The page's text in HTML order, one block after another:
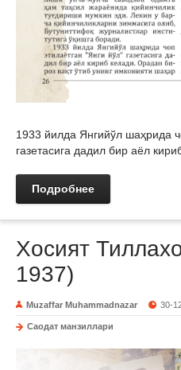
1933 йилда Янгийўл шаҳрида
газетасига дадил бир аёл
Подробнее
Хосият
1937)
Muzaffar Muhammadnazar 30-
Саодат манзиллари